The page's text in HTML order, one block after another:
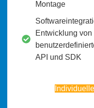
Montage
Entwicklung von
API und SDK